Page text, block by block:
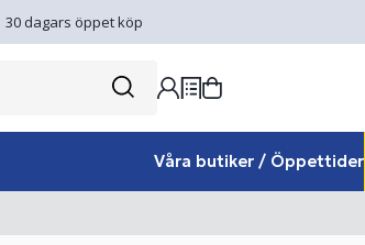
30 dagars öppet köp
Våra butiker / Öppettider